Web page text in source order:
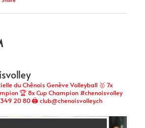
du Chênois Genève Volleyball 🥇 7x
🏆 8x Cup Champion #chenoisvolley
349 20 80 🖨 club@chenoisvolley.ch